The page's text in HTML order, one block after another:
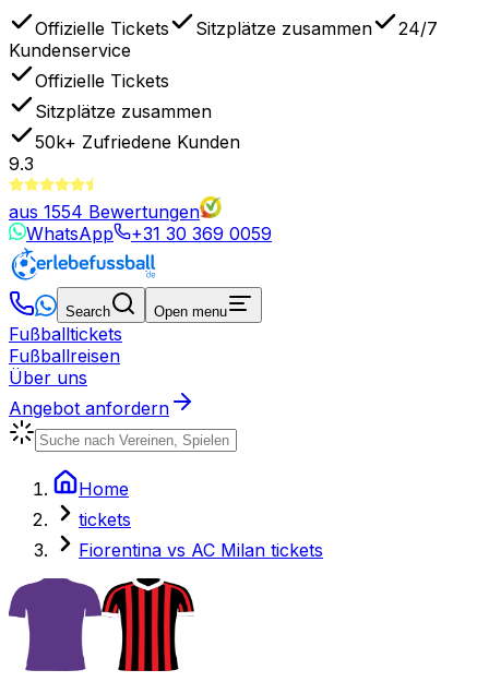
Offizielle Tickets Sitzplätze zusammen
24/7
Kundenservice
Offizielle Tickets
Sitzplätze zusammen
50k+ Zufriedene Kunden
9.3
aus 1554 Bewertungen
WhatsApp
+31 30 369 0059
Search Open menu
Fußballtickets
Fußballreisen
Über uns
Angebot anfordern
Home
tickets
Fiorentina vs AC Milan tickets